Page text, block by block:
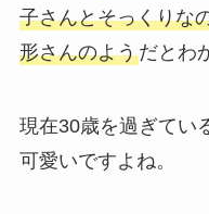
子さんとそっくりな
形さんのようだとわ
現在30歳を過ぎてい
可愛いですよね。